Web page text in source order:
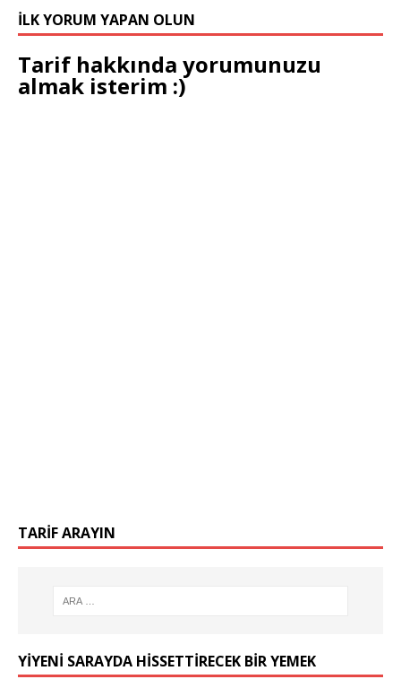
İLK YORUM YAPAN OLUN
Tarif hakkında yorumunuzu
almak isterim :)
TARIF ARAYIN
YIYENI SARAYDA HISSETTIRECEK BIR YEMEK